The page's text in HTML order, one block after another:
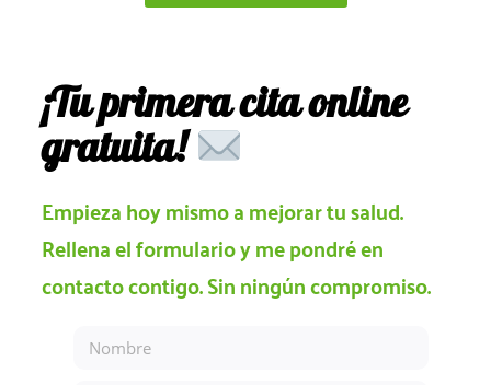
¡Tu primera cita online
gratuita!
Empieza hoy mismo a mejorar tu salud.
Rellena el formulario y me pondré en
contacto contigo. Sin ningún compromiso.